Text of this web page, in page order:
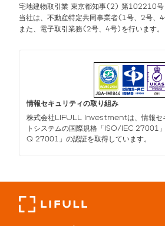
宅地建物取引業 東京都知事(2) 第102210号
当社は、不動産特定共同事業者(1号、2号、4
また、電子取引業務(2号、4号)を行います。
情報セキュリティの取り組み
株式会社LIFULL Investmentは、情報セ
トシステムの国際規格「ISO/IEC 27001
Q 27001」の認証を取得しています。